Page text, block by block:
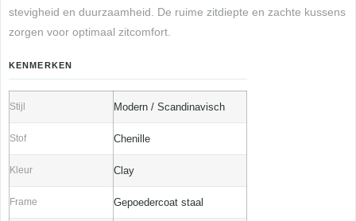
stevigheid en duurzaamheid. De ruime zitdiepte en zachte kussens
zorgen voor optimaal zitcomfort.
KENMERKEN
Stijl Modern / Scandinavisch
Stof Chenille
Kleur Clay
Frame Gepoedercoat staal